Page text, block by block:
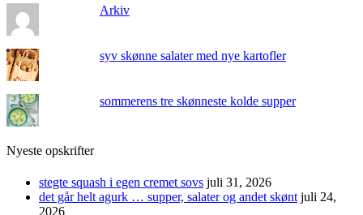
Arkiv
syv skønne salater med nye kartofler
sommerens tre skønneste kolde supper
Nyeste opskrifter
stegte squash i egen cremet sovs juli 31, 2026
det går helt agurk … supper, salater og andet skønt juli 24,
2026